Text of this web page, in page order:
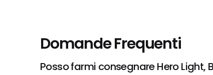
Domande Frequenti
Posso farmi consegnare Hero Light,